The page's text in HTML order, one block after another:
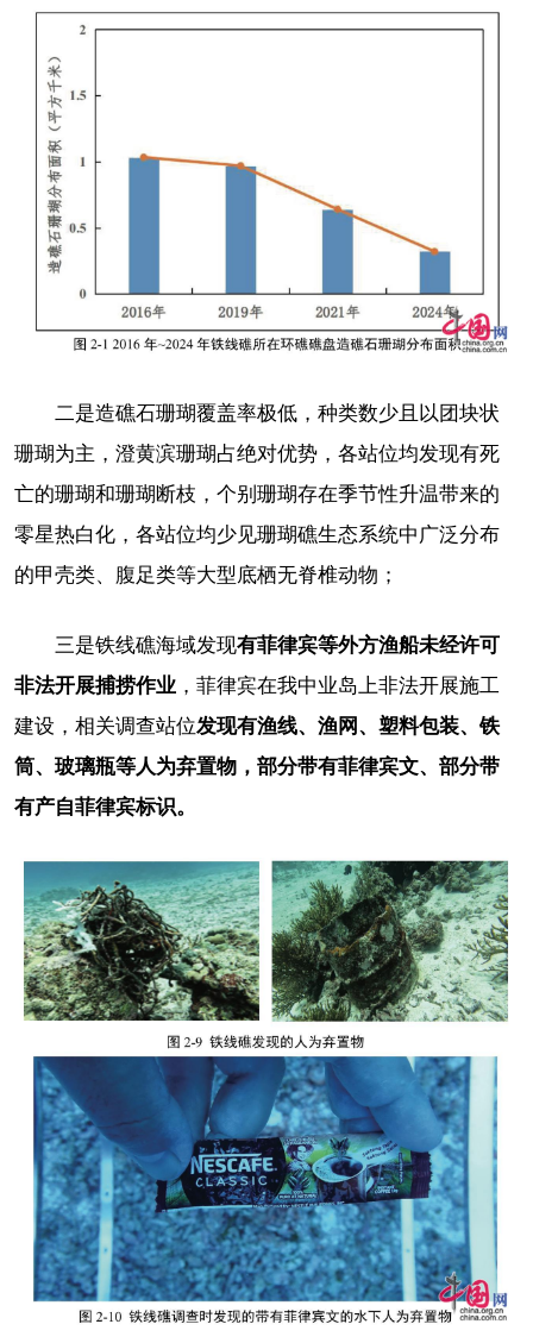
二是造礁石珊瑚覆盖率极低，种类数少且以团块状
珊瑚为主，澄黄滨珊瑚占绝对优势，各站位均发现有死
亡的珊瑚和珊瑚断枝，个别珊瑚存在季节性升温带来的
零星热白化，各站位均少见珊瑚礁生态系统中广泛分布
的甲壳类、腹足类等大型底栖无脊椎动物；
三是铁线礁海域发现有菲律宾等外方渔船未经许可
非法开展捕捞作业 ，菲律宾在我中业岛上非法开展施工
建设，相关调查站位发现有渔线、渔网、塑料包装、铁
筒、玻璃瓶等人为弃置物，部分带有菲律宾文、部分带
有产自菲律宾标识。